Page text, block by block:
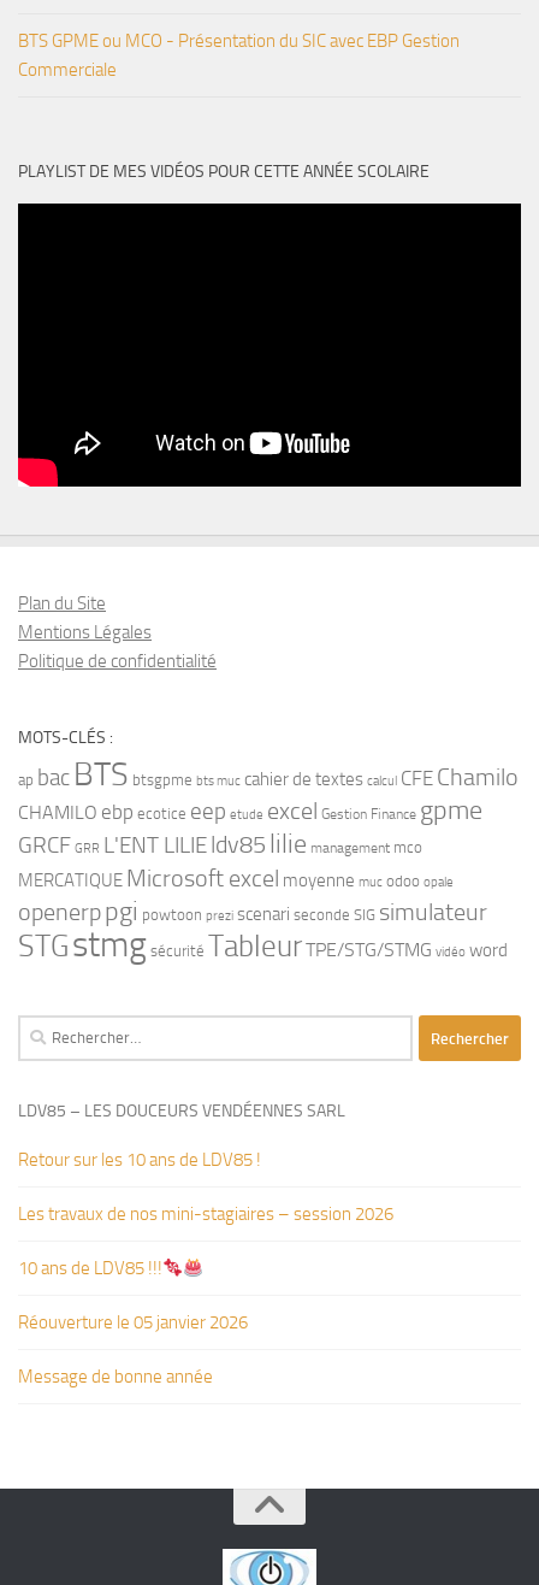
BTS GPME ou MCO - Présentation du SIC avec EBP Gestion
Commerciale
PLAYLIST DE MES VIDÉOS POUR CETTE ANNÉE SCOLAIRE
Plan du Site
Mentions Légales
Politique de confidentialité
MOTS-CLÉS :
ap bac BTS btsgpme bts muc cahier de textes calcul CFE Chamilo
CHAMILO ebp ecotice eep etude excel Gestion Finance gpme
GRCF GRR L'ENT LILIEldv85 lilie management mco
MERCATIQUE Microsoft excel moyenne muc odoo opale
openerppgi powtoon prezi scenari seconde SIG simulateur
STGstmg sécurité TableurTPE/STG/STMG vidéo word
Rechercher :
LDV85 – LES DOUCEURS VENDÉENNES SARL
Retour sur les 10 ans de LDV85 !
Les travaux de nos mini-stagiaires – session 2026 ‍‍‍‍‍
10 ans de LDV85 !!!
Réouverture le 05 janvier 2026
Message de bonne année